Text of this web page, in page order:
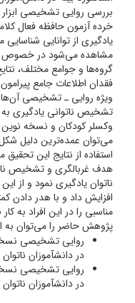
بررسی روایی تشخیصی
خرده آزمون حافظه فعال
یادگیری از توانایی
مشاهده می‌شود در خصوص
گروه‌ها و جوامع مختلف،
فقدان اطلاعات جامع
ویژه روایی ـ تشخیصی آن‌ها
تشخیص ناتوانی یادگیری
وکسلر کودکان و نسخه نوین
می‌توان عمده‌ترین دلیل
استفاده از نتایج این تحقیق
هدف غربالگری و تشخیص
ناتوان یادگیری نمود و
افزایش داد و با هدر دادن
مناسبی را در این افراد به
پژوهش حاضر را می‌توان به
روایی تشخیصی
در دانش­آموزان
روایی تشخیصی
در دانش­آموزان